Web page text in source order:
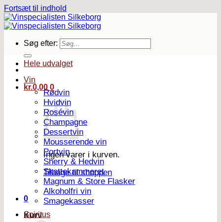
Fortsæt til indhold
Søg efter:
kr.0,00 0
Ingen varer i kurven.
Tilbage til shoppen
0
Kurv
Hele udvalget
Vin
Rødvin
Hvidvin
Rosévin
Champagne
Dessertvin
Mousserende vin
Portvin
Sherry & Hedvin
Skattekammeret
Magnum & Store Flasker
Alkoholfri vin
Smagekasser
Spiritus